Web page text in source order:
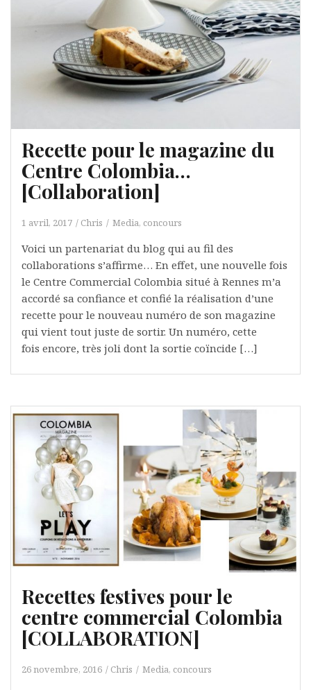
Recette pour le magazine du
Centre Colombia…
[Collaboration]
1 avril, 2017 Chris Media, concours
Voici un partenariat du blog qui au fil des
collaborations s’affirme… En effet, une nouvelle fois
le Centre Commercial Colombia situé à Rennes m’a
accordé sa confiance et confié la réalisation d’une
recette pour le nouveau numéro de son magazine
qui vient tout juste de sortir. Un numéro, cette
fois encore, très joli dont la sortie coïncide […]
Recettes festives pour le
centre commercial Colombia
[COLLABORATION]
26 novembre, 2016 Chris Media, concours